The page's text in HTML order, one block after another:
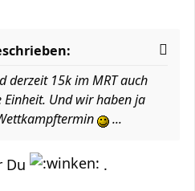
derzeit 15k im MRT auch
Einheit. Und wir haben ja
...
Du .